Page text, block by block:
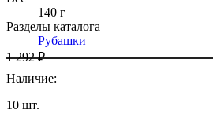
140 г
Разделы каталога
Рубашки
1 292 ₽
Наличие:
10 шт.